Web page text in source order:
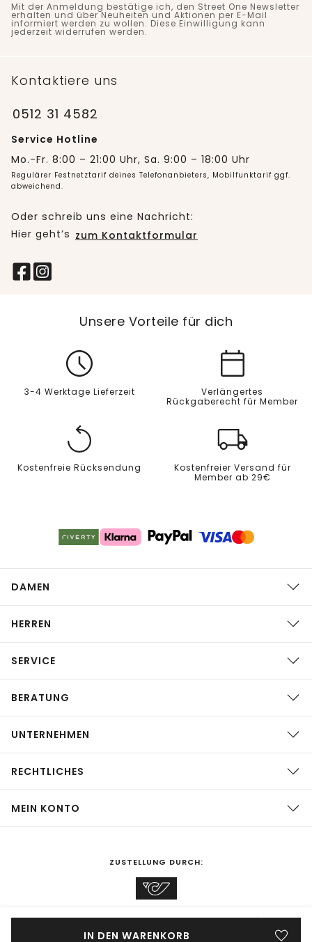
IN DEN WARENKORB
Mit der Anmeldung bestätige ich, den Street One Newsletter
erhalten und über Neuheiten und Aktionen per E-Mail
informiert werden zu wollen. Diese Einwilligung kann
jederzeit widerrufen werden.
Kontaktiere uns
0512 31 4582
Service Hotline
Mo.-Fr. 8:00 – 21:00 Uhr, Sa. 9:00 – 18:00 Uhr
Regulärer Festnetztarif deines Telefonanbieters, Mobilfunktarif ggf.
abweichend.
Oder schreib uns eine Nachricht:
Hier geht’s zum Kontaktformular
Unsere Vorteile für dich
3-4 Werktage Lieferzeit
Verlängertes
Rückgaberecht für Member
Kostenfreie Rücksendung
Kostenfreier Versand für
Member ab 29€
DAMEN
HERREN
SERVICE
BERATUNG
UNTERNEHMEN
RECHTLICHES
MEIN KONTO
ZUSTELLUNG DURCH: